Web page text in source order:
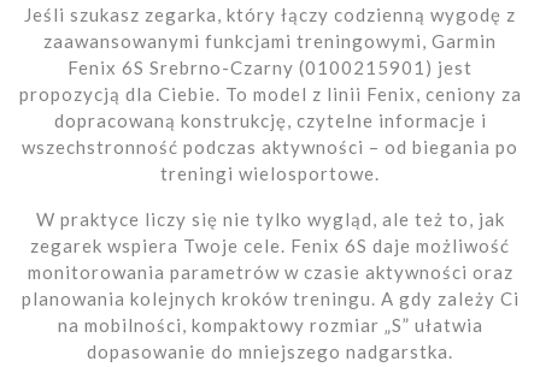
Jeśli szukasz zegarka, który łączy codzienną wygodę z
zaawansowanymi funkcjami treningowymi, Garmin
Fenix 6S Srebrno-Czarny (0100215901) jest
propozycją dla Ciebie. To model z linii Fenix, ceniony za
dopracowaną konstrukcję, czytelne informacje i
wszechstronność podczas aktywności – od biegania po
treningi wielosportowe.
W praktyce liczy się nie tylko wygląd, ale też to, jak
zegarek wspiera Twoje cele. Fenix 6S daje możliwość
monitorowania parametrów w czasie aktywności oraz
planowania kolejnych kroków treningu. A gdy zależy Ci
na mobilności, kompaktowy rozmiar „S” ułatwia
dopasowanie do mniejszego nadgarstka.